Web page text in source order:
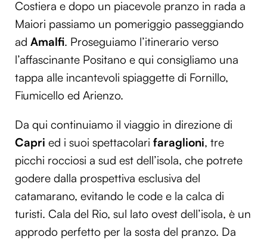
Costiera e dopo un piacevole pranzo in rada a
Maiori passiamo un pomeriggio passeggiando
ad Amalfi. Proseguiamo l’itinerario verso
l’affascinante Positano e qui consigliamo una
tappa alle incantevoli spiaggette di Fornillo,
Fiumicello ed Arienzo.
Da qui continuiamo il viaggio in direzione di
Capri ed i suoi spettacolari faraglioni, tre
picchi rocciosi a sud est dell’isola, che potrete
godere dalla prospettiva esclusiva del
catamarano, evitando le code e la calca di
turisti. Cala del Rio, sul lato ovest dell’isola, è un
approdo perfetto per la sosta del pranzo. Da